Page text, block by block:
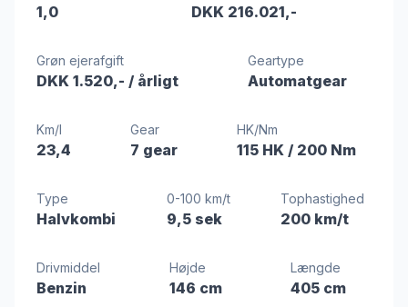
1,0 DKK 216.021,-
Grøn ejerafgift
DKK 1.520,- / årligt
Geartype
Automatgear
Km/l
23,4
Gear
7 gear
HK/Nm
115 HK / 200 Nm
Type
Halvkombi
0-100 km/t
9,5 sek
Tophastighed
200 km/t
Drivmiddel
Benzin
Højde
146 cm
Længde
405 cm